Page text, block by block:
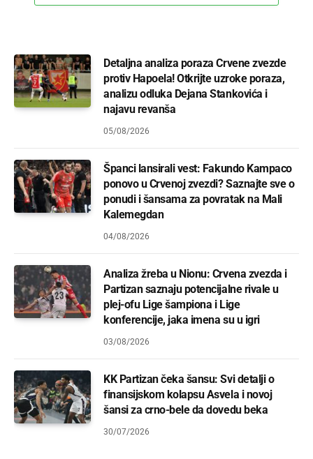
Detaljna analiza poraza Crvene zvezde
protiv Hapoela! Otkrijte uzroke poraza,
analizu odluka Dejana Stankovića i
najavu revanša
05/08/2026
Španci lansirali vest: Fakundo Kampaco
ponovo u Crvenoj zvezdi? Saznajte sve o
ponudi i šansama za povratak na Mali
Kalemegdan
04/08/2026
Analiza žreba u Nionu: Crvena zvezda i
Partizan saznaju potencijalne rivale u
plej-ofu Lige šampiona i Lige
konferencije, jaka imena su u igri
03/08/2026
KK Partizan čeka šansu: Svi detalji o
finansijskom kolapsu Asvela i novoj
šansi za crno-bele da dovedu beka
30/07/2026